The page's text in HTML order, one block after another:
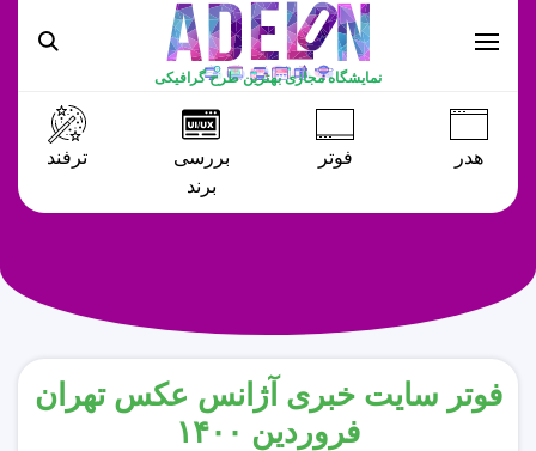
نمایشگاه مجازی بهترین طرح گرافیکی
هدر فوتر
بررسی
برند
ترفند
فوتر سایت خبری آژانس عکس تهران
فروردین ۱۴۰۰